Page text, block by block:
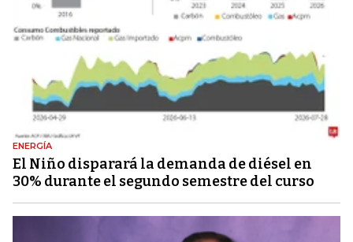
ENERGÍA
El Niño disparará la demanda de diésel en
30% durante el segundo semestre del curso